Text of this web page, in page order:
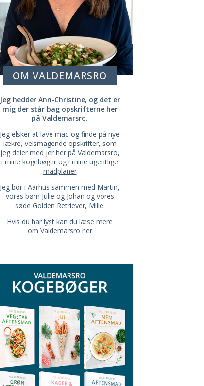
OM VALDEMARSRO
Jeg hedder Ann-Christine, og det er
mig der står bag opskrifterne her
på Valdemarsro.
Jeg elsker at lave mad og finde på nye
lækre, velsmagende opskrifter, som
jeg deler med jer her på Valdemarsro,
i mine kogebøger og i mine ugentlige
madplaner
Jeg bor i Aarhus sammen med Martin,
vores børn Julie og Johan og vores
søde Golden Retriever, Mille.
Hvis du har lyst kan du læse mere
om Valdemarsro her